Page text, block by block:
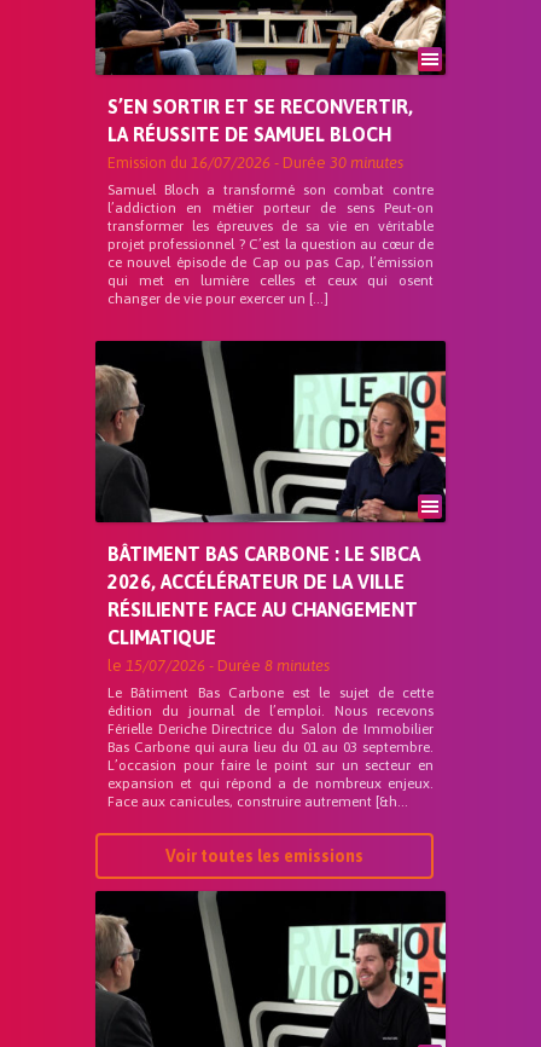
S’EN SORTIR ET SE RECONVERTIR,
LA RÉUSSITE DE SAMUEL BLOCH
Emission du 16/07/2026 - Durée 30 minutes
Samuel Bloch a transformé son combat contre
l’addiction en métier porteur de sens Peut-on
transformer les épreuves de sa vie en véritable
projet professionnel ? C’est la question au cœur de
ce nouvel épisode de Cap ou pas Cap, l’émission
qui met en lumière celles et ceux qui osent
changer de vie pour exercer un […]
BÂTIMENT BAS CARBONE : LE SIBCA
2026, ACCÉLÉRATEUR DE LA VILLE
RÉSILIENTE FACE AU CHANGEMENT
CLIMATIQUE
le 15/07/2026 - Durée 8 minutes
Le Bâtiment Bas Carbone est le sujet de cette
édition du journal de l’emploi. Nous recevons
Férielle Deriche Directrice du Salon de Immobilier
Bas Carbone qui aura lieu du 01 au 03 septembre.
L’occasion pour faire le point sur un secteur en
expansion et qui répond a de nombreux enjeux.
Face aux canicules, construire autrement [&h...
Voir toutes les emissions